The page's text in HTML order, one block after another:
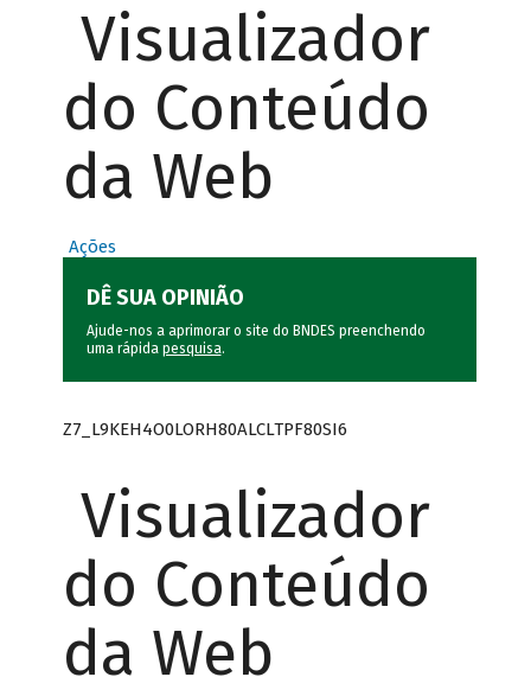
Visualizador
do Conteúdo
da Web
Ações
DÊ SUA OPINIÃO
Ajude-nos a aprimorar o site do BNDES preenchendo
uma rápida pesquisa.
Z7_L9KEH4O0LORH80ALCLTPF80SI6
Visualizador
do Conteúdo
da Web